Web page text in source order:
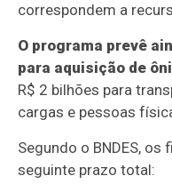
correspondem a
O programa prevê
para aquisição de
R$ 2 bilhões para
cargas e pessoas
Segundo o BNDES,
seguinte prazo total: